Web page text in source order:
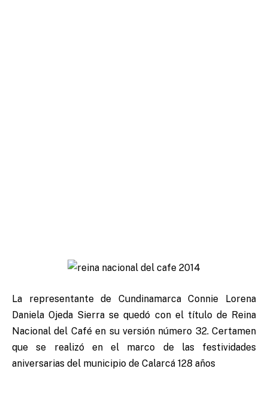
La representante de Cundinamarca Connie Lorena
Daniela Ojeda Sierra se quedó con el título de Reina
Nacional del Café en su versión número 32. Certamen
que se realizó en el marco de las festividades
aniversarias del municipio de Calarcá 128 años